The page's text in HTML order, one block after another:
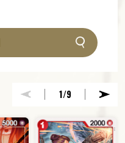
1/9